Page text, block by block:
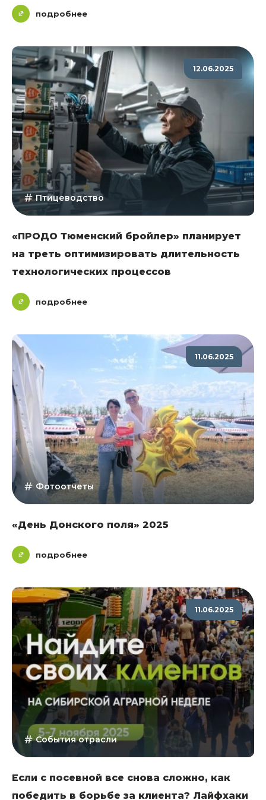
подробнее
12.06.2025
Птицеводство
«ПРОДО Тюменский бройлер» планирует
на треть оптимизировать длительность
технологических процессов
подробнее
11.06.2025
Фотоотчеты
«День Донского поля» 2025
подробнее
11.06.2025
События отрасли
Если с посевной все снова сложно, как
победить в борьбе за клиента? Лайфхаки